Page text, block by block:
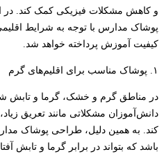
و کاهش مشکلات فیزیکی کمک کند. در
پوشاک مدارس با توجه به شرایط
کیفیت آموزش پرداخته خواهد شد.
۱. پوشاک مناسب برای اقلیم‌های گرم
در مناطق گرم و خشک، گرما و تابش
دانش‌آموزان مشکلاتی مانند تعریق
کند. به همین دلیل، طراحی پوشاک
باشد که بتواند در برابر گرما و تابش